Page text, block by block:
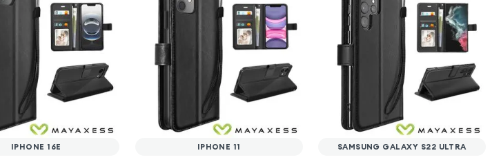
IPHONE 16E IPHONE 11 SAMSUNG GALAXY S22 ULTRA